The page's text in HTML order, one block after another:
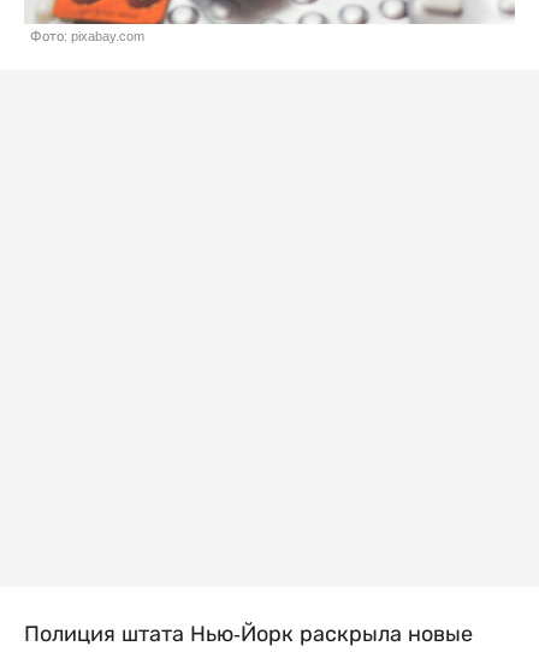
Фото: pixabay.com
Полиция штата Нью-Йорк раскрыла новые